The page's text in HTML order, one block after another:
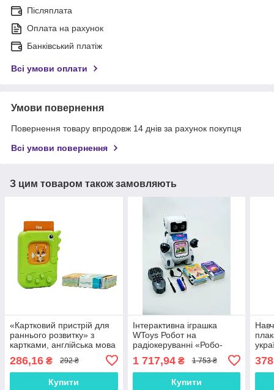
Післяплата
Оплата на рахунок
Банківський платіж
Всі умови оплати
Умови повернення
Повернення товару впродовж 14 днів за рахунок покупця
Всі умови повернення
З цим товаром також замовляють
«Картковий пристрій для
раннього розвитку» з
картками, англійська мова
286,16 ₴ 292 ₴
Купити
Інтерактивна іграшка
WToys Робот на
радіокеруванні «Робо-
1 717,94₴ 1 753 ₴
Купити
та